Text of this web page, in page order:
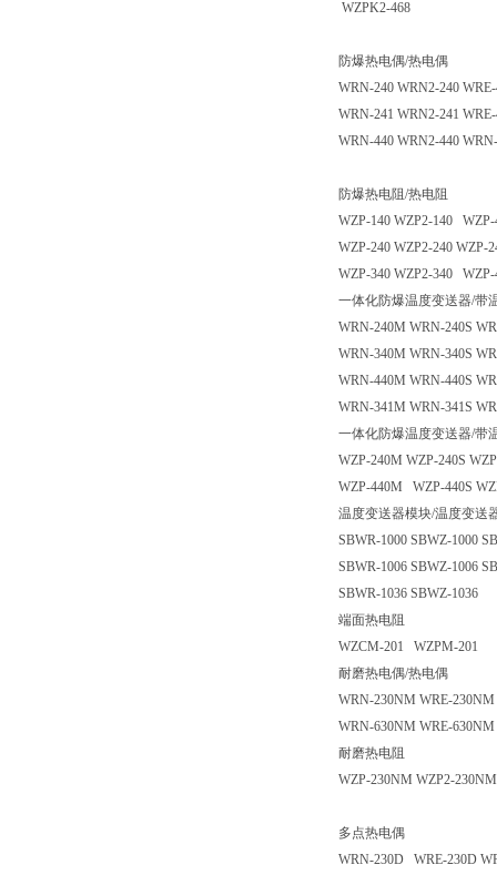
WZPK2-468
防爆热电偶/热电偶
WRN-240 WRN2-240
WRN-241 WRN2-241
WRN-440 WRN2-440
防爆热电阻/热电阻
WZP-140 WZP2-140
WZP-240 WZP2-240
WZP-340 WZP2-340
一体化防爆温度变送器/带
WRN-240M WRN-240S
WRN-340M WRN-340S
WRN-440M WRN-440S
WRN-341M WRN-341S
一体化防爆温度变送器/
WZP-240M WZP-240S
WZP-440M WZP-440S
温度变送器模块/温度变送
SBWR-1000 SBWZ-1000
SBWR-1006 SBWZ-1006
SBWR-1036 SBWZ-1036
端面热电阻
WZCM-201 WZPM-201
耐磨热电偶/热电偶
WRN-230NM WRE-
WRN-630NM WRE-
耐磨热电阻
WZP-230NM WZP2-
多点热电偶
WRN-230D WRE-230D